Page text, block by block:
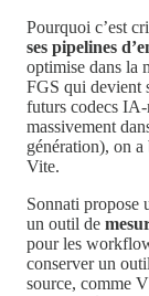
Pourquoi c’est
ses pipelines
optimise dans la
FGS qui devient
futurs codecs
massivement
génération), on a
Vite.
Sonnati propose
un outil de
pour les
conserver un
source, comme